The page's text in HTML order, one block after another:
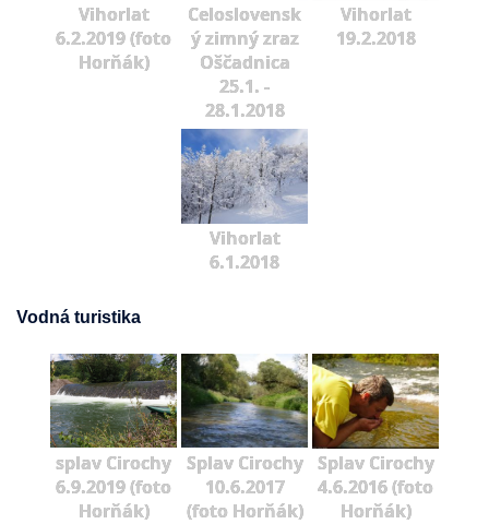
Vihorlat
6.2.2019 (foto
Horňák)
Celoslovensk
ý zimný zraz
Oščadnica
25.1. -
28.1.2018
Vihorlat
19.2.2018
Vihorlat
6.1.2018
Vodná turistika
splav Cirochy
6.9.2019 (foto
Horňák)
Splav Cirochy
10.6.2017
(foto Horňák)
Splav Cirochy
4.6.2016 (foto
Horňák)